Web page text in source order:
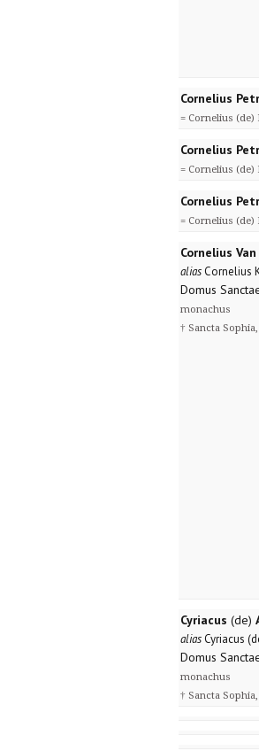
Cornelius
= Cornelius (de)
Cornelius
= Cornelius (de)
Cornelius
= Cornelius (de)
Cornelius
alias Cornelius
Domus
monachus
† Sancta
Cyriacus (de)
alias Cyriacus
Domus
monachus
† Sancta